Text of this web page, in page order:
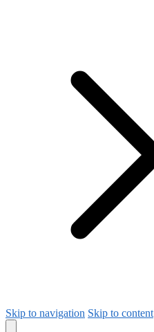
Skip to navigation Skip to content